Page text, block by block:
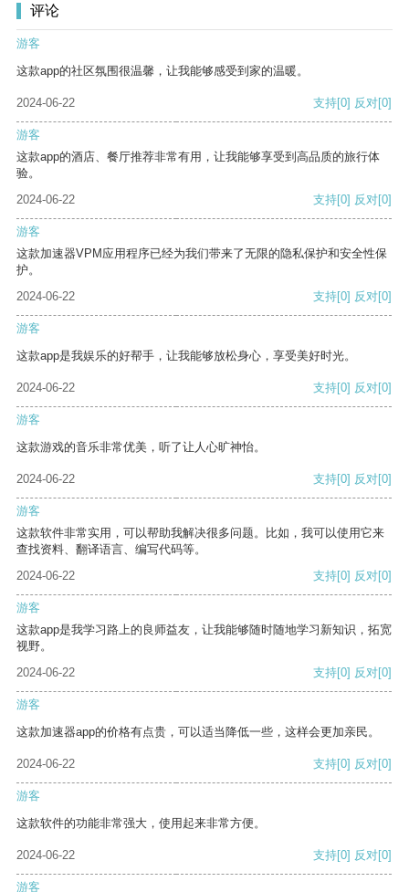
评论
游客
这款app的社区氛围很温馨，让我能够感受到家的温暖。
2024-06-22 支持[0] 反对[0]
游客
这款app的酒店、餐厅推荐非常有用，让我能够享受到高品质的旅行体
验。
2024-06-22
支持[0] 反对[0]
游客
这款加速器VPM应用程序已经为我们带来了无限的隐私保护和安全性保
护。
2024-06-22
支持[0] 反对[0]
游客
这款app是我娱乐的好帮手，让我能够放松身心，享受美好时光。
2024-06-22 支持[0] 反对[0]
游客
这款游戏的音乐非常优美，听了让人心旷神怡。
2024-06-22 支持[0] 反对[0]
游客
这款软件非常实用，可以帮助我解决很多问题。比如，我可以使用它来
查找资料、翻译语言、编写代码等。
2024-06-22
支持[0] 反对[0]
游客
这款app是我学习路上的良师益友，让我能够随时随地学习新知识，拓宽
视野。
2024-06-22
支持[0] 反对[0]
游客
这款加速器app的价格有点贵，可以适当降低一些，这样会更加亲民。
2024-06-22 支持[0] 反对[0]
游客
这款软件的功能非常强大，使用起来非常方便。
2024-06-22 支持[0] 反对[0]
游客